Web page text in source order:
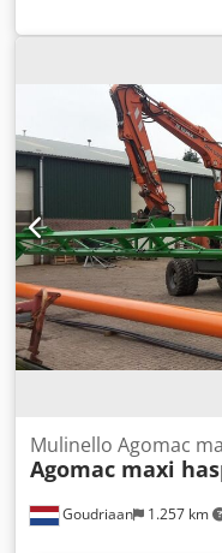
Goudriaan 1.257 km
Mulinello Agomac
Agomac maxi